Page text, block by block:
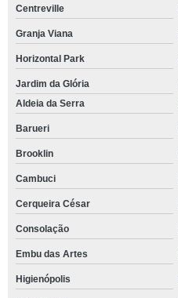
Centreville
Granja Viana
Horizontal Park
Jardim da Glória
Aldeia da Serra
Barueri
Brooklin
Cambuci
Cerqueira César
Consolação
Embu das Artes
Higienópolis